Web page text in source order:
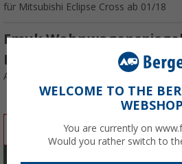
für Mitsubishi Eclipse Cross ab 01/18
Emuk
Eclipse Cross ab 01/18
Art.-Nr.: 360700
WELCOME TO THE
You are currently on
Would you rather switch to